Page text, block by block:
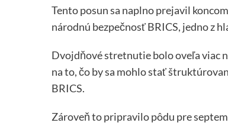
Tento posun sa naplno prejavil
národnú bezpečnosť BRICS, jedno z
Dvojdňové stretnutie bolo oveľa viac
na to, čo by sa mohlo stať
BRICS.
Zároveň to pripravilo pôdu pre